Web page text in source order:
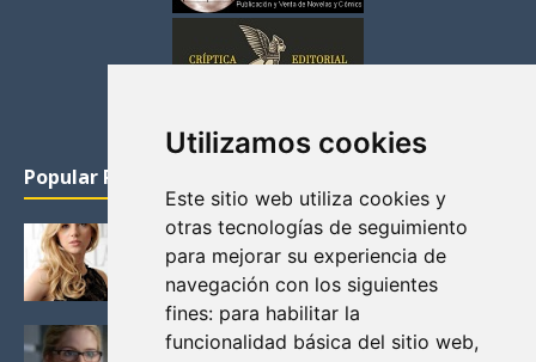
Utilizamos cookies
Este sitio web utiliza cookies y
otras tecnologías de seguimiento
para mejorar su experiencia de
navegación con los siguientes
fines: para habilitar la
funcionalidad básica del sitio web,
Popular Posts
KATHERYN WINNICK: LA ACTRIZ MAS GUAPA DE
VIKINGOS
Junio 14, 2013
FELICITY (EMILY BETT RICKARDS), LAS FOTOS